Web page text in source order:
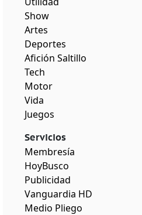
Show
Artes
Deportes
Afición Saltillo
Tech
Motor
Vida
Juegos
Servicios
Membresía
HoyBusco
Publicidad
Vanguardia HD
Medio Pliego